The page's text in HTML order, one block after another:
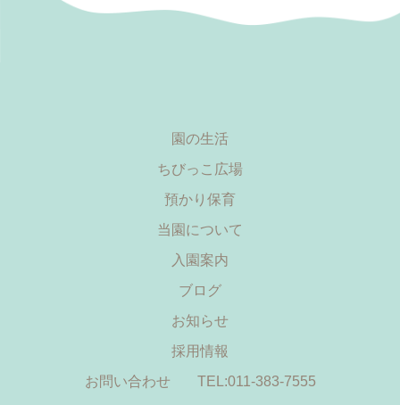
園の生活
ちびっこ広場
預かり保育
当園について
入園案内
ブログ
お知らせ
採用情報
お問い合わせ
TEL:011-383-7555